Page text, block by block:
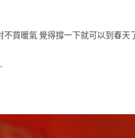
買暖氣 覺得撐一下就可以到春天